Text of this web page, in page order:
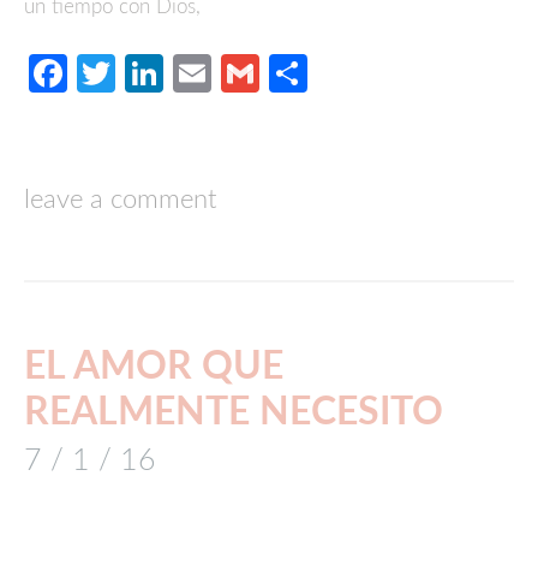
un tiempo con Dios,
Facebook
TwitterLinkedIn
EmailGmail
leave a comment
EL AMOR QUE
REALMENTE NECESITO
7 / 1 / 16